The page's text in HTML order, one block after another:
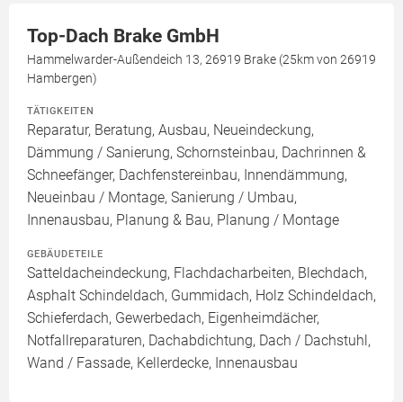
Top-Dach Brake GmbH
Hammelwarder-Außendeich 13, 26919 Brake (25km von 26919
Hambergen)
TÄTIGKEITEN
Reparatur, Beratung, Ausbau, Neueindeckung,
Dämmung / Sanierung, Schornsteinbau, Dachrinnen &
Schneefänger, Dachfenstereinbau, Innendämmung,
Neueinbau / Montage, Sanierung / Umbau,
Innenausbau, Planung & Bau, Planung / Montage
GEBÄUDETEILE
Satteldacheindeckung, Flachdacharbeiten, Blechdach,
Asphalt Schindeldach, Gummidach, Holz Schindeldach,
Schieferdach, Gewerbedach, Eigenheimdächer,
Notfallreparaturen, Dachabdichtung, Dach / Dachstuhl,
Wand / Fassade, Kellerdecke, Innenausbau